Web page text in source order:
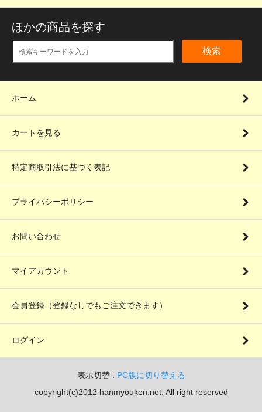
ほかの商品を探す
検索
ホーム
カートを見る
特定商取引法に基づく表記
プライバシーポリシー
お問い合わせ
マイアカウント
会員登録（登録なしでもご注文できます）
ログイン
表示切替 : PC版に切り替える
copyright(c)2012 hanmyouken.net. All right reserved